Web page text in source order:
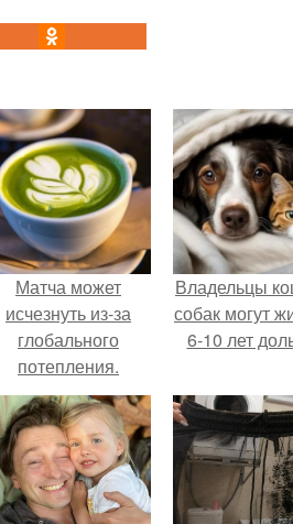
Матча может
исчезнуть из-за
глобального
потепления.
Владельцы
собак могут
6-10 лет